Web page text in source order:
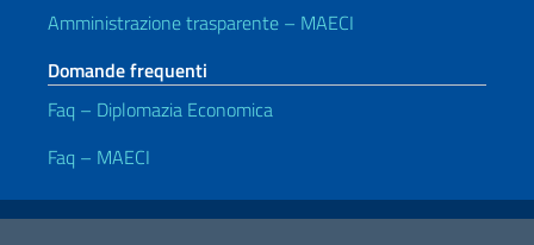
Amministrazione trasparente – MAECI
Domande frequenti
Faq – Diplomazia Economica
Faq – MAECI
Link Utili